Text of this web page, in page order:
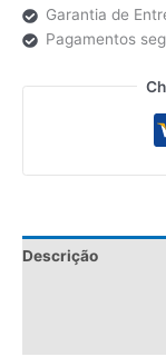
Garantia de
Pagamentos
Descrição